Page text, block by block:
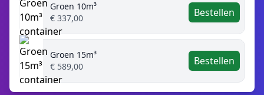
Groen 10m³
€ 337,00
Bestellen
Groen 15m³
€ 589,00
Bestellen